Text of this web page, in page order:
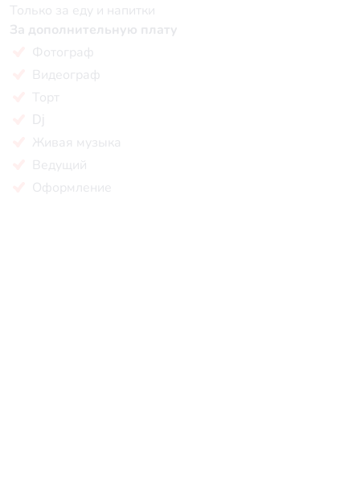
Только за еду и напитки
За дополнительную плату
Фотограф
Видеограф
Торт
Dj
Живая музыка
Ведущий
Оформление